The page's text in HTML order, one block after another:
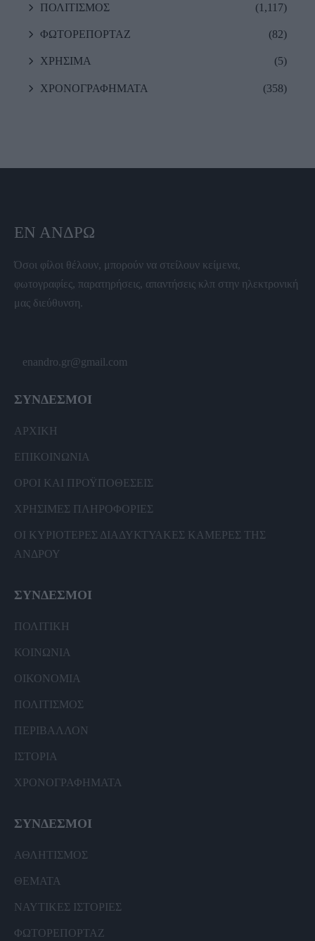
ΠΟΛΙΤΙΣΜΟΣ (1,117)
ΦΩΤΟΡΕΠΟΡΤΑΖ (82)
ΧΡΗΣΙΜΑ (5)
ΧΡΟΝΟΓΡΑΦΗΜΑΤΑ (358)
ΕΝ ΆΝΔΡΩ
Όσοι φίλοι θέλουν, μπορούν να στείλουν κείμενα,
φωτογραφίες, παρατηρήσεις, απαντήσεις κλπ στην ηλεκτρονική
μας διεύθυνση.
enandro.gr@gmail.com
ΣΥΝΔΕΣΜΟΙ
ΑΡΧΙΚΗ
ΕΠΙΚΟΙΝΩΝΙΑ
ΟΡΟΙ ΚΑΙ ΠΡΟΫΠΟΘΕΣΕΙΣ
ΧΡΗΣΙΜΕΣ ΠΛΗΡΟΦΟΡΙΕΣ
ΟΙ ΚΥΡΙΟΤΕΡΕΣ ΔΙΑΔΥΚΤΥΑΚΕΣ ΚΑΜΕΡΕΣ ΤΗΣ
ΑΝΔΡΟΥ
ΣΥΝΔΕΣΜΟΙ
ΠΟΛΙΤΙΚΗ
ΚΟΙΝΩΝΙΑ
ΟΙΚΟΝΟΜΙΑ
ΠΟΛΙΤΙΣΜΟΣ
ΠΕΡΙΒΑΛΛΟΝ
ΙΣΤΟΡΙΑ
ΧΡΟΝΟΓΡΑΦΗΜΑΤΑ
ΣΥΝΔΕΣΜΟΙ
ΑΘΛΗΤΙΣΜΟΣ
ΘΕΜΑΤΑ
ΝΑΥΤΙΚΕΣ ΙΣΤΟΡΙΕΣ
ΦΩΤΟΡΕΠΟΡΤΑΖ